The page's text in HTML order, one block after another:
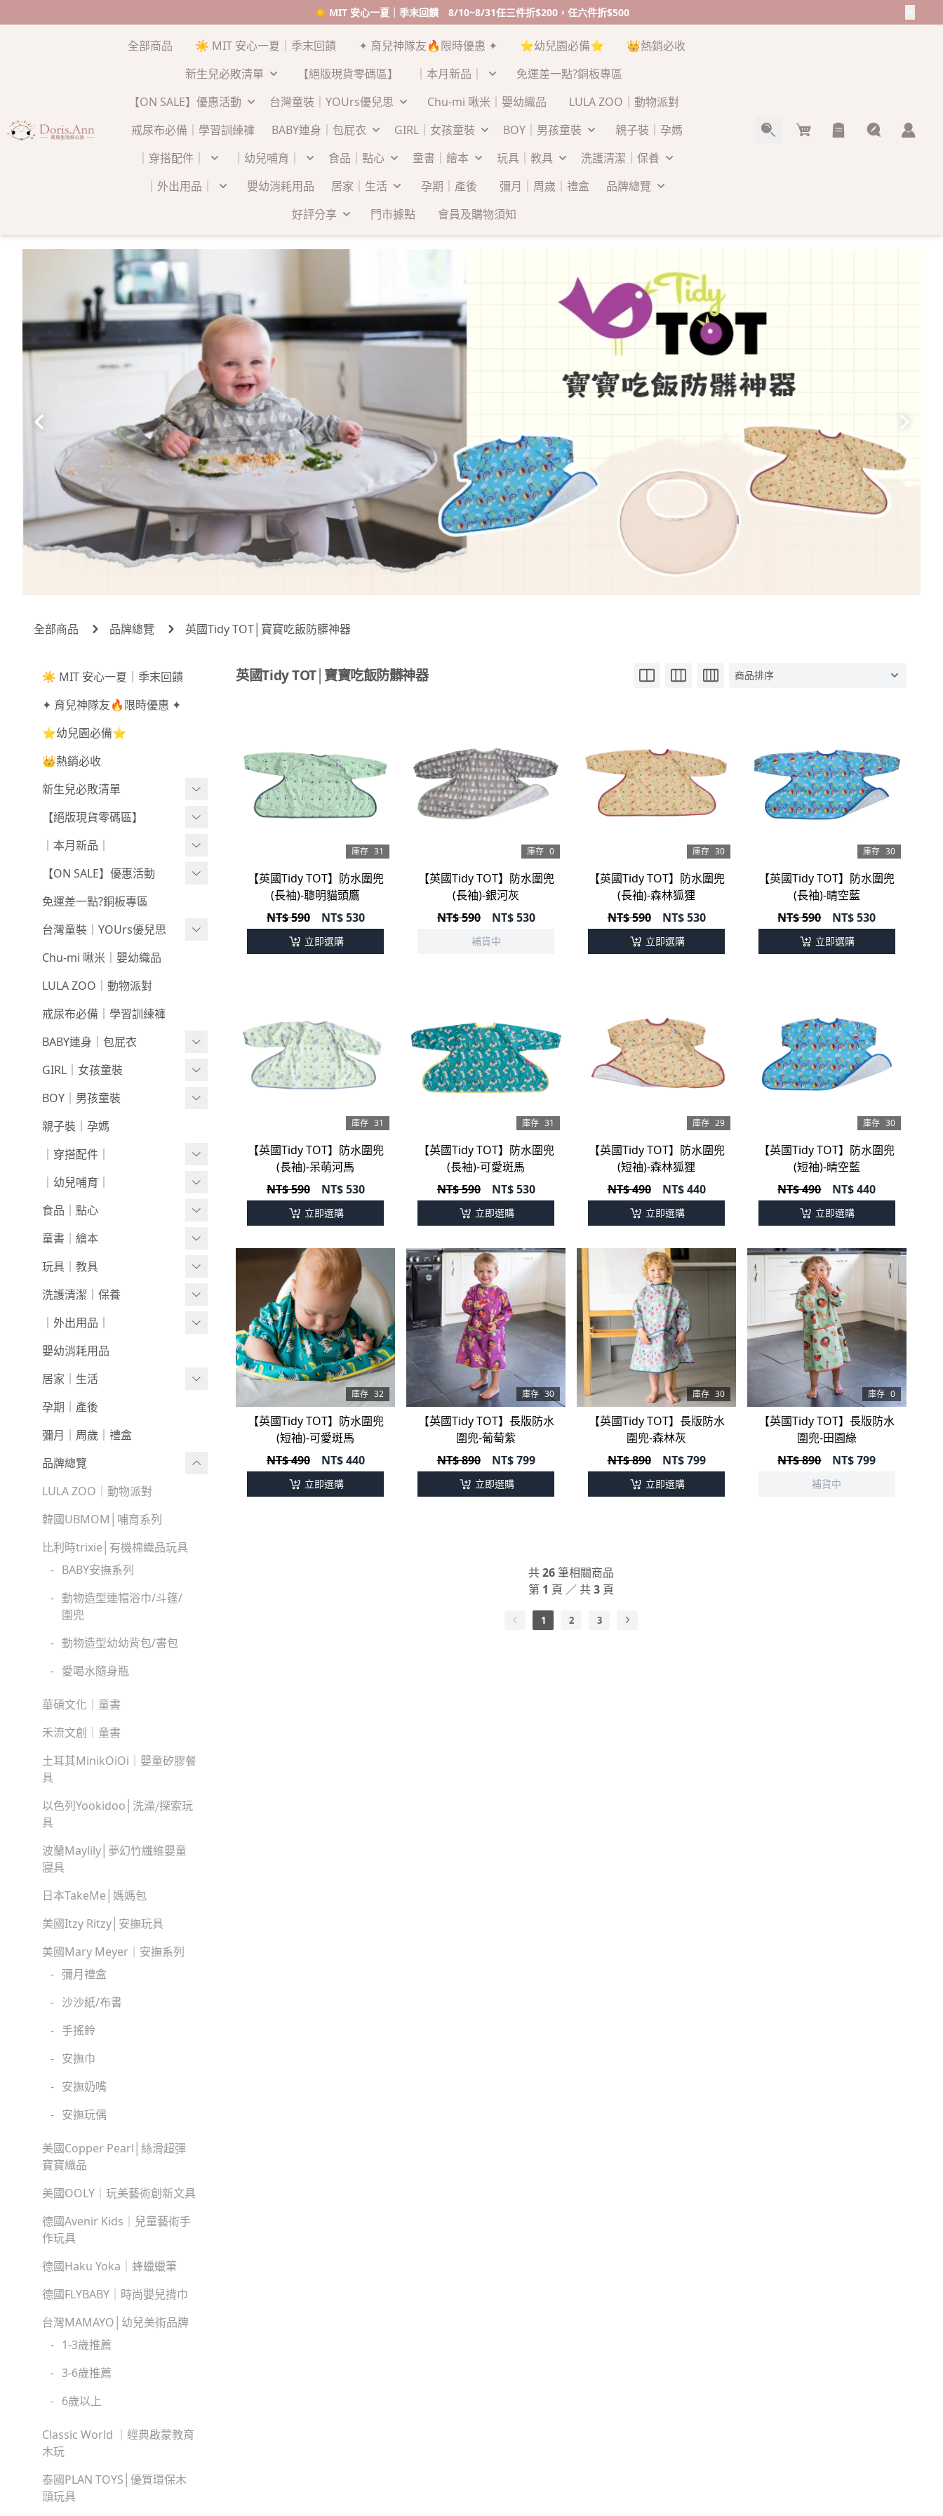
☀️ MIT 安心一夏｜季末回饋 8/10~8/31任三件折$200，任六件折$500
全部商品 ☀️ MIT 安心一夏｜季末回饋 ✦ 育兒神隊友🔥限時優惠 ✦ ⭐幼兒園必備⭐
👑熱銷必收
新生兒必敗清單
【絕版現貨零碼區】 ｜本月新品｜
免運差一點?銅板專區
【ON SALE】優惠活動
台灣童裝｜YOUrs優兒思 Chu-mi 啾米｜嬰幼織品
LULA ZOO｜動物派對
戒尿布必備｜學習訓練褲
BABY連身｜包屁衣 GIRL｜女孩童裝 BOY｜男孩童裝
親子裝｜孕媽
｜穿搭配件｜
｜幼兒哺育｜ 食品｜點心 童書｜繪本 玩具｜教具
洗護清潔｜保養
｜外出用品｜
嬰幼消耗用品 居家｜生活 孕期｜產後 彌月｜周歲｜禮盒
品牌總覽
好評分享
門市據點 會員及購物須知
Cart
全部商品 品牌總覽 英國Tidy TOT│寶寶吃飯防髒神器
☀️ MIT 安心一夏｜季末回饋
✦ 育兒神隊友🔥限時優惠 ✦
⭐幼兒園必備⭐
👑熱銷必收
新生兒必敗清單
新生兒服飾
新生兒織品
包巾/抱毯
【絕版現貨零碼區】
尺寸50-70CM
尺寸73-90CM
尺寸90CM↑
新春童裝｜現貨
零碼親子裝
戲水｜泳裝
髮飾｜髮圈
襪襪｜帽｜圍巾
｜本月新品｜
0806新品
0730新品
0723新品
0716新品
0709新品
0702新品
0618新品
0611新品
0604新品
0528新品
0521新品
0514新品
0507新品
0430新品
0423新品
0416新品
0409新品
0401新品
0326新品
0319新品
0312新品
0226新品
0204新品
0126新品
【ON SALE】優惠活動
秋冬高腰不勒褲任3件$1080
不勒短褲3件$599⧸不勒褲3件
免運差一點?銅板專區
台灣童裝｜YOUrs優兒思
咕溜棉系列
-
經典色
- 小彩豆
棉甜系列
竹節棉系列
厚棉系列
絨感棉系列
新生兒⧸包屁衣
上下身單品
連身衣
圍兜/帽子/其他
經典禮盒
Chu-mi 啾米｜嬰幼織品
LULA ZOO｜動物派對
戒尿布必備｜學習訓練褲
BABY連身｜包屁衣
Baby Girl
Baby Boy
包巾｜配件
GIRL｜女孩童裝
上身
下著
外套/背心
套裝
洋裝
BOY｜男孩童裝
上身
下著
外套/背心
套裝
親子裝｜孕媽
｜穿搭配件｜
寶寶襪⧸童襪
內褲/學習褲
圍兜/口水巾
帽/圍巾
髮飾/髮帶
寶寶鞋/童鞋
｜幼兒哺育｜
奶瓶｜水壺｜奶嘴
餐具｜餐椅
圍兜｜哺具
食品｜點心
副食品
零食｜點心
營養保健
童書｜繪本
0-1歲
1-3歲
3歲+
玩具｜教具
安撫娃娃/安撫巾
0-1歲｜啟蒙
1-3歲｜玩具
3歲+｜玩具
洗護清潔｜保養
洗沐用品
護理保養
浴巾｜澡巾｜防水墊
戲水玩具
澡盆｜馬桶
｜外出用品｜
收納袋｜媽媽包
防蚊｜防曬
嬰兒推車｜背巾｜披風
學步車｜滑步車
泳裝｜戲水
兒童背包｜書包
生活家電｜風扇
嬰幼消耗用品
居家｜生活
環境清潔
生活日用
兒童桌椅
居家收納
床寢｜尿布台
童心防護
孕期｜產後
彌月｜周歲｜禮盒
品牌總覽
LULA ZOO｜動物派對
韓國UBMOM│哺育系列
比利時trixie│有機棉織品玩具
- BABY安撫系列
- 動物造型連帽浴巾/斗篷/
圍兜
- 動物造型幼幼背包/書包
- 愛喝水隨身瓶
華碩文化｜童書
禾流文創｜童書
土耳其MinikOiOi｜嬰童矽膠餐
具
以色列Yookidoo│洗澡⧸探索玩
具
波蘭Maylily│夢幻竹纖維嬰童
寢具
日本TakeMe│媽媽包
美國Itzy Ritzy│安撫玩具
美國Mary Meyer｜安撫系列
- 彌月禮盒
- 沙沙紙/布書
- 手搖鈴
- 安撫巾
- 安撫奶嘴
- 安撫玩偶
美國Copper Pearl│絲滑超彈
寶寶織品
美國OOLY｜玩美藝術創新文具
德國Avenir Kids｜兒童藝術手
作玩具
德國Haku Yoka｜蜂蠟蠟筆
德國FLYBABY｜時尚嬰兒揹巾
台灣MAMAYO│幼兒美術品牌
- 1-3歲推薦
- 3-6歲推薦
- 6歲以上
Classic World ｜經典啟蒙教育
木玩
泰國PLAN TOYS│優質環保木
頭玩具
英國Tidy TOT│寶寶吃飯防髒神器
庫存 31
【英國Tidy TOT】防水圍兜
(長袖)-聰明貓頭鷹
NT$ 590
NT$530
立即選購
庫存 0
【英國Tidy TOT】防水圍兜
(長袖)-銀河灰
NT$ 590
NT$530
補貨中
庫存 30
【英國Tidy TOT】防水圍兜
(長袖)-森林狐狸
NT$ 590
NT$530
立即選購
庫存 30
【英國Tidy TOT】防水圍兜
(長袖)-晴空藍
NT$ 590
NT$530
立即選購
庫存 31
【英國Tidy TOT】防水圍兜
(長袖)-呆萌河馬
NT$ 590
NT$530
立即選購
庫存 31
【英國Tidy TOT】防水圍兜
(長袖)-可愛斑馬
NT$ 590
NT$530
立即選購
庫存 29
【英國Tidy TOT】防水圍兜
(短袖)-森林狐狸
NT$ 490
NT$440
立即選購
庫存 30
【英國Tidy TOT】防水圍兜
(短袖)-晴空藍
NT$ 490
NT$440
立即選購
庫存 32
【英國Tidy TOT】防水圍兜
(短袖)-可愛斑馬
NT$ 490
NT$440
立即選購
庫存 30
【英國Tidy TOT】長版防水
圍兜-葡萄紫
NT$ 890
NT$799
立即選購
庫存 30
【英國Tidy TOT】長版防水
圍兜-森林灰
NT$ 890
NT$799
立即選購
庫存 0
【英國Tidy TOT】長版防水
圍兜-田園綠
NT$ 890
NT$799
補貨中
共26筆相關商品
第 1 頁 ／ 共3 頁
1 2 3